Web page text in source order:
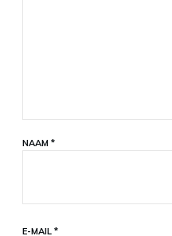
NAAM *
E-MAIL *